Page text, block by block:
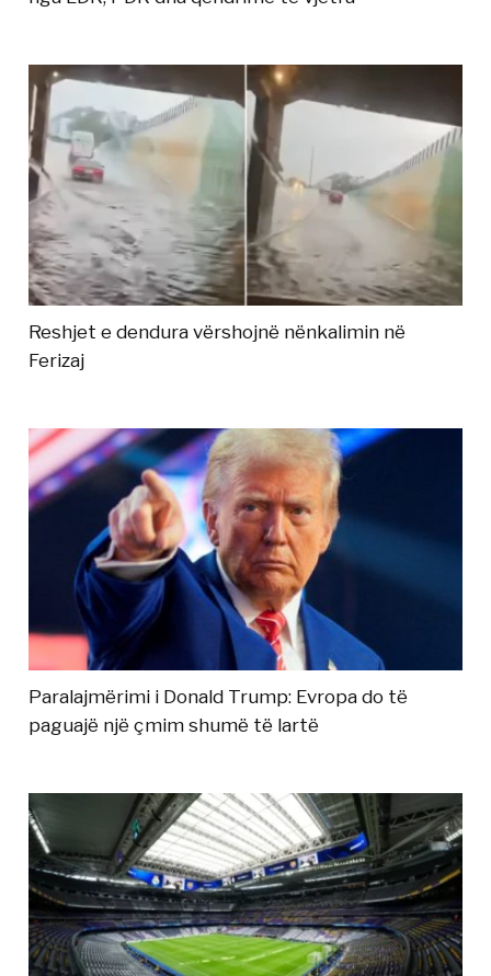
Reshjet e dendura vërshojnë nënkalimin në
Ferizaj
Paralajmërimi i Donald Trump: Evropa do të
paguajë një çmim shumë të lartë